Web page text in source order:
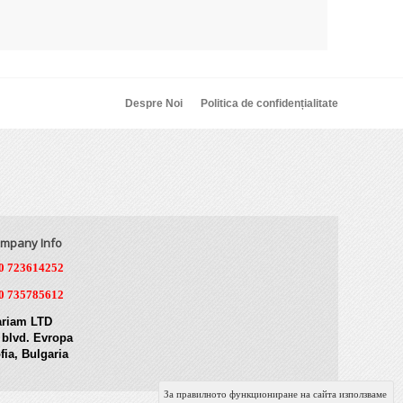
Despre Noi Politica de confidențialitate
Info
723614252
735785612
LTD
blvd. Evropa
Bulgaria
За правилното функциониране на сайта използваме